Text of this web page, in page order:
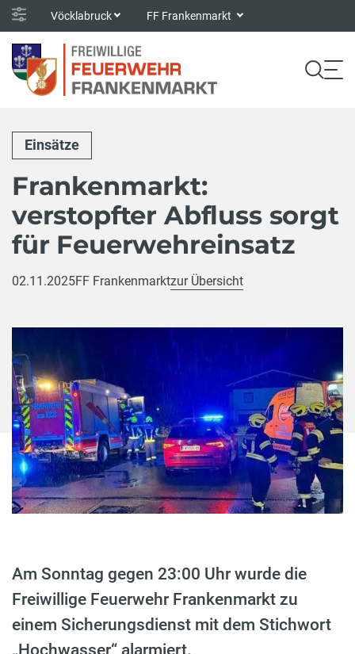
Vöcklabruck FF Frankenmarkt
Einsätze
Frankenmarkt:
verstopfter Abfluss sorgt
für Feuerwehreinsatz
02.11.2025FF Frankenmarktzur Übersicht
Am Sonntag gegen 23:00 Uhr wurde die
Freiwillige Feuerwehr Frankenmarkt zu
einem Sicherungsdienst mit dem Stichwort
„Hochwasser“ alarmiert.